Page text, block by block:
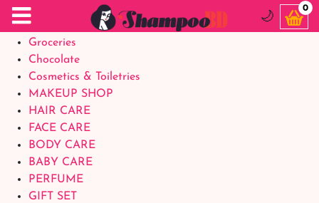
Food Supplements
Baby Foods
Groceries
Chocolate
Cosmetics & Toiletries
MAKEUP SHOP
HAIR CARE
FACE CARE
BODY CARE
BABY CARE
PERFUME
GIFT SET
🌙
0